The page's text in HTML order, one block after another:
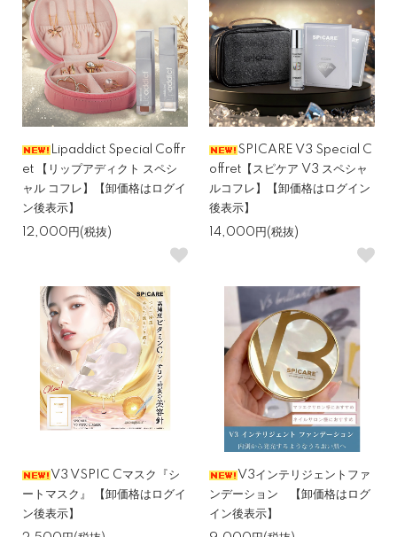
Lipaddict Special Coffr
et 【リップアディクト スペシ
ャル コフレ】【卸価格はログイ
ン後表示】
12,000円(税抜)
SPICARE V3 Special C
offret【スピケア V3 スペシャ
ルコフレ】【卸価格はログイン
後表示】
14,000円(税抜)
V3 VSPIC Cマスク『シ
ートマスク』 【卸価格はログイ
ン後表示】
V3インテリジェントファ
ンデーション 【卸価格はログ
イン後表示】